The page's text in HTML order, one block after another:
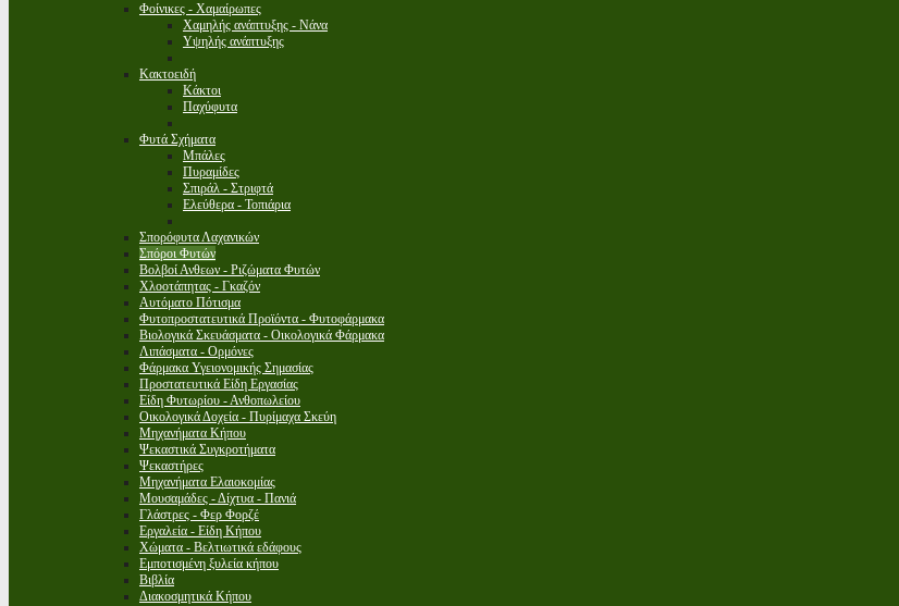
Φοίνικες - Χαμαίρωπες
Χαμηλής ανάπτυξης - Νάνα
Υψηλής ανάπτυξης
Κακτοειδή
Κάκτοι
Παχύφυτα
Φυτά Σχήματα
Μπάλες
Πυραμίδες
Σπιράλ - Στριφτά
Ελεύθερα - Τοπιάρια
Σπορόφυτα Λαχανικών
Σπόροι Φυτών
Βολβοί Ανθεων - Ριζώματα Φυτών
Χλοοτάπητας - Γκαζόν
Αυτόματο Πότισμα
Φυτοπροστατευτικά Προϊόντα - Φυτοφάρμακα
Βιολογικά Σκευάσματα - Οικολογικά Φάρμακα
Λιπάσματα - Ορμόνες
Φάρμακα Υγειονομικής Σημασίας
Προστατευτικά Είδη Εργασίας
Είδη Φυτωρίου - Ανθοπωλείου
Οικολογικά Δοχεία - Πυρίμαχα Σκεύη
Μηχανήματα Κήπου
Ψεκαστικά Συγκροτήματα
Ψεκαστήρες
Μηχανήματα Ελαιοκομίας
Μουσαμάδες - Δίχτυα - Πανιά
Γλάστρες - Φερ Φορζέ
Εργαλεία - Είδη Κήπου
Χώματα - Βελτιωτικά εδάφους
Εμποτισμένη ξυλεία κήπου
Βιβλία
Διακοσμητικά Κήπου